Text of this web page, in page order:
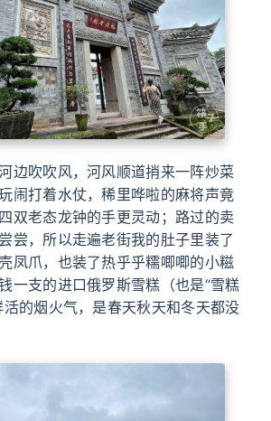
边吹吹风，河风顺道捎来一阵炒菜
闹打着水仗，稀里哗啦的麻将声竟
双老态龙钟的手更灵动；路过的卖
尝，所以走遍老街我的肚子里装了
凤爪，也装了热乎乎糯唧唧的小糍
一支的进口俄罗斯雪糕（也是“雪糕
活的烟火气，是春天秋天和冬天都没